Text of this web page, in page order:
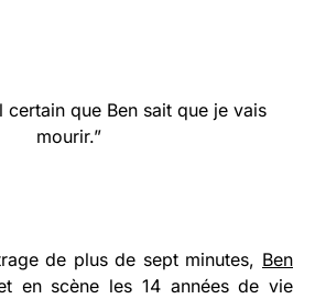
certain que Ben sait que je vais
mourir.”
de plus de sept minutes, Ben
en scène les 14 années de vie